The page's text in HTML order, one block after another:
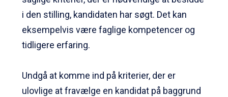
i den stilling, kandidaten har søgt. Det kan
eksempelvis være faglige kompetencer og
tidligere erfaring.
Undgå at komme ind på kriterier, der er
ulovlige at fravælge en kandidat på baggrund